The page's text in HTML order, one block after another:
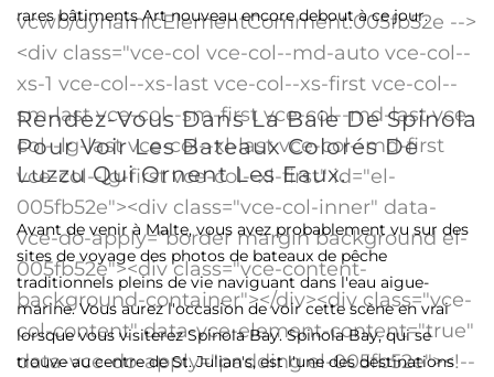
rares bâtiments Art nouveau encore debout à ce jour.
Rendez-Vous Dans La Baie De Spinola
Pour Voir Les Bateaux Colorés De
Luzzu Qui Ornent Les Eaux.
Avant de venir à Malte, vous avez probablement vu sur des
sites de voyage des photos de bateaux de pêche
traditionnels pleins de vie naviguant dans l'eau aigue-
marine. Vous aurez l'occasion de voir cette scène en vrai
lorsque vous visiterez Spinola Bay. Spinola Bay, qui se
trouve au centre de St. Julian's, est l'une des destinations